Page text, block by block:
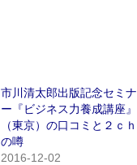
市川清太郎出版記念セミナ
ー『ビジネス力養成講座』
（東京）の口コミと２ｃｈ
の噂
2016-12-02